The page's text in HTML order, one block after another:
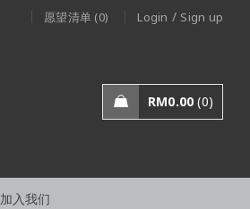
愿望清单 (0) Login / Sign up
RM0.00 0
加入我们